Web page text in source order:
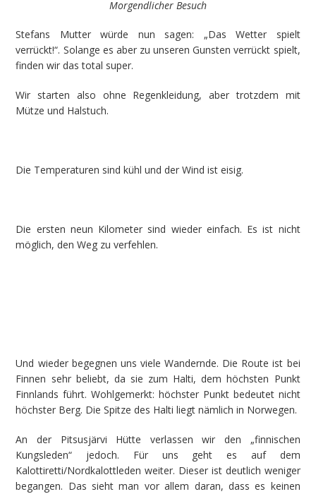
Morgendlicher Besuch
Stefans Mutter würde nun sagen: „Das Wetter spielt
verrückt!“. Solange es aber zu unseren Gunsten verrückt spielt,
finden wir das total super.
Wir starten also ohne Regenkleidung, aber trotzdem mit
Mütze und Halstuch.
Die Temperaturen sind kühl und der Wind ist eisig.
Die ersten neun Kilometer sind wieder einfach. Es ist nicht
möglich, den Weg zu verfehlen.
Und wieder begegnen uns viele Wandernde. Die Route ist bei
Finnen sehr beliebt, da sie zum Halti, dem höchsten Punkt
Finnlands führt. Wohlgemerkt: höchster Punkt bedeutet nicht
höchster Berg. Die Spitze des Halti liegt nämlich in Norwegen.
An der Pitsusjärvi Hütte verlassen wir den „finnischen
Kungsleden“ jedoch. Für uns geht es auf dem
Kalottiretti/Nordkalottleden weiter. Dieser ist deutlich weniger
begangen. Das sieht man vor allem daran, dass es keinen